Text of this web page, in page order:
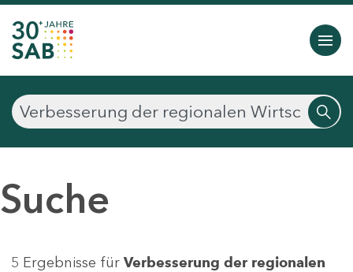
Suche
5 Ergebnisse für Verbesserung der regionalen